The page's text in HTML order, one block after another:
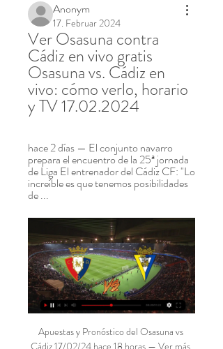
Anonym
17. Februar 2024
Ver Osasuna contra
Cádiz en vivo gratis
Osasuna vs. Cádiz en
vivo: cómo verlo, horario
y TV 17.02.2024
hace 2 días — El conjunto navarro
prepara el encuentro de la 25ª jornada
de Liga El entrenador del Cádiz CF: "Lo
increíble es que tenemos posibilidades
de ...
Apuestas y Pronóstico del Osasuna vs
Cádiz 17/02/24 hace 18 horas — Ver más